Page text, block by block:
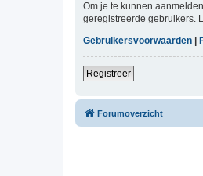
Om je te kunnen
geregistreerde gebruikers.
Gebruikersvoorwaarden
Registreer
Forumoverzicht